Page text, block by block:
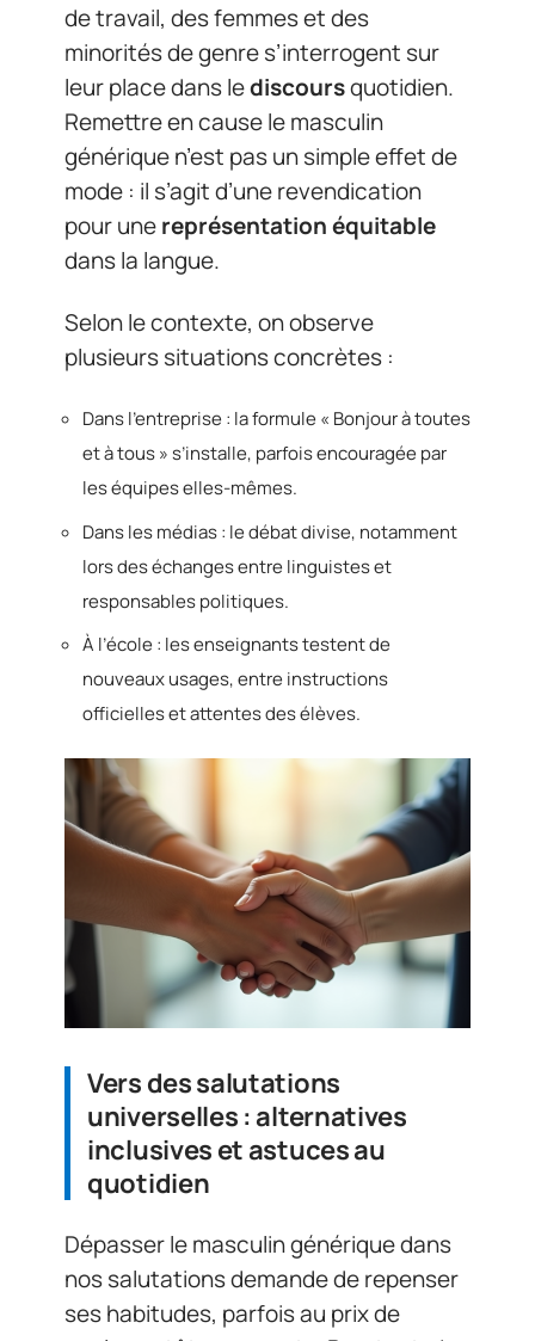
de travail, des femmes et des
minorités de genre s’interrogent sur
leur place dans lediscoursquotidien.
Remettre en cause le masculin
générique n’est pas un simple effet de
mode : il s’agit d’une revendication
pour unereprésentation équitable
dans la langue.
Selon le contexte, on observe
plusieurs situations concrètes :
Dans l’entreprise : la formule « Bonjour à toutes
et à tous » s’installe, parfois encouragée par
les équipes elles-mêmes.
Dans les médias : le débat divise, notamment
lors des échanges entre linguistes et
responsables politiques.
À l’école : les enseignants testent de
nouveaux usages, entre instructions
officielles et attentes des élèves.
Vers des salutations
universelles : alternatives
inclusives et astuces au
quotidien
Dépasser le masculin générique dans
nos salutations demande de repenser
ses habitudes, parfois au prix de